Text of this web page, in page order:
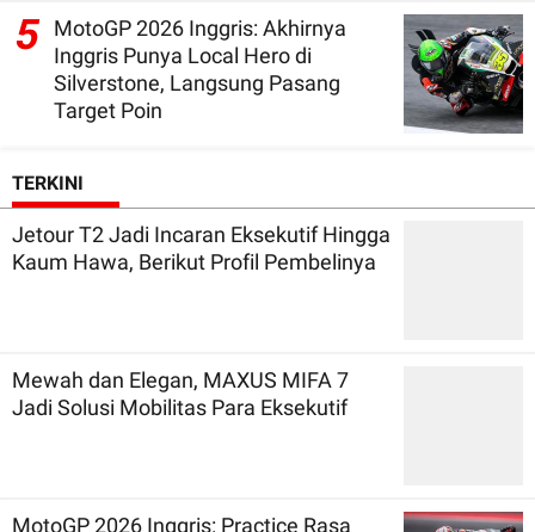
5 MotoGP 2026 Inggris: Akhirnya
Inggris Punya Local Hero di
Silverstone, Langsung Pasang
Target Poin
TERKINI
Jetour T2 Jadi Incaran Eksekutif Hingga
Kaum Hawa, Berikut Profil Pembelinya
Mewah dan Elegan, MAXUS MIFA 7
Jadi Solusi Mobilitas Para Eksekutif
MotoGP 2026 Inggris: Practice Rasa